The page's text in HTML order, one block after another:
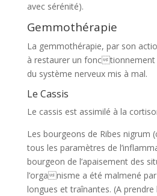
avec sérénité).
Gemmothérapie
La gemmothérapie, par son
à restaurer un fonc
du système nerveux mis à mal.
Le Cassis
Le cassis est assimilé à la
Les bourgeons de Ribes nigrum
tous les paramètres de
bourgeon de l’apaisement des
l’organisme a été malmené
longues et traînantes. (A prendre